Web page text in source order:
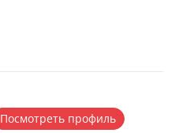
Посмотреть профиль